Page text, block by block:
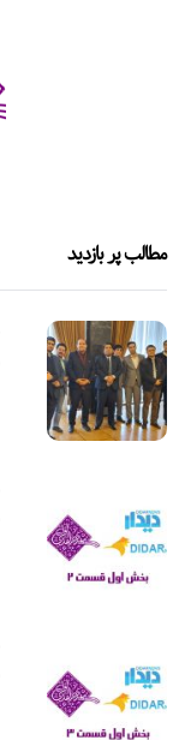
مطالب پر بازدید